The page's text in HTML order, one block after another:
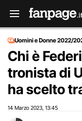
Uomini e Donne 2022/
Chi è
tronista di
ha scelto
14 Marzo 2023 13:45